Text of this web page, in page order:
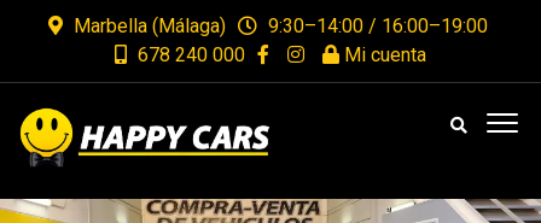
Marbella (Málaga)
9:30–14:00 / 16:00–19:00
678 240 000
Mi cuenta